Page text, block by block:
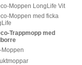
Moppen LongLife Vit
Moppen med ficka
Trappmopp med
Moppen